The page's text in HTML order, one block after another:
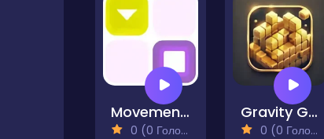
Movements
0 (0 Голосів)
Gravity Grid
0 (0 Голосів)